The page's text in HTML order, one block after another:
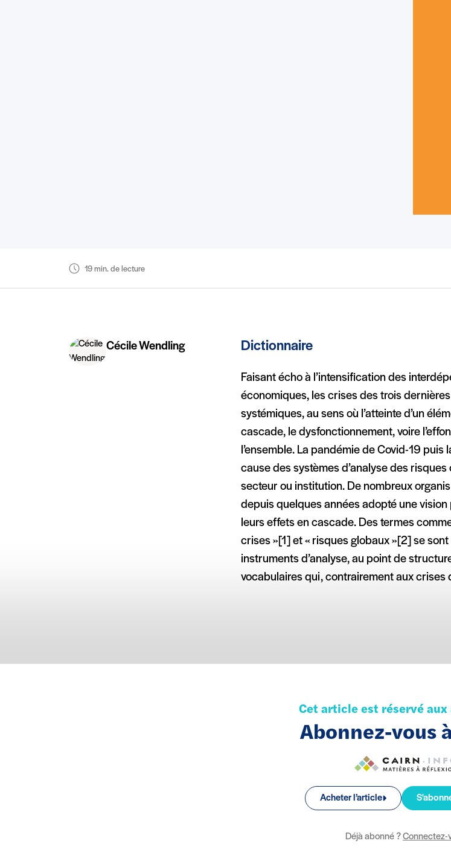
19 min. de lecture
Cécile Wendling Dictionnaire
Faisant écho à l’intensification des
économiques, les crises des trois
systémiques, au sens où l’atteinte d’un
cascade, le dysfonctionnement, voire
l’ensemble. La pandémie de Covid-19
cause des systèmes d’analyse des
secteur ou institution. De nombreux
depuis quelques années adopté une
leurs effets en cascade. Des termes
crises » [1] et « risques globaux » [2] se
instruments d’analyse, au point de
vocabulaires qui, contrairement aux crises
Cet article est réservé aux
Abonnez-vous
Acheter l’article
Déjà abonné ?Connectez-